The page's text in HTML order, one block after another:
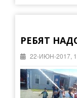
РЕБЯТ
22-ИЮН-2017,